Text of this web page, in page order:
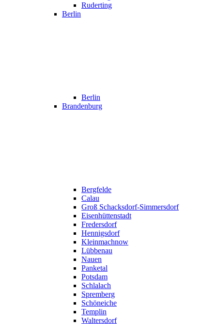
Ruderting
Berlin
Berlin
Brandenburg
Bergfelde
Calau
Groß Schacksdorf-Simmersdorf
Eisenhüttenstadt
Fredersdorf
Hennigsdorf
Kleinmachnow
Lübbenau
Nauen
Panketal
Potsdam
Schlalach
Spremberg
Schöneiche
Templin
Waltersdorf